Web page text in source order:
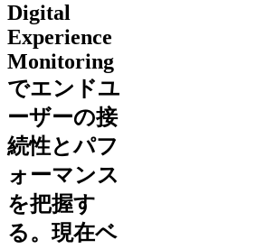
Digital
Experience
Monitoring
でエンドユ
ーザーの接
続性とパフ
ォーマンス
を把握す
る。現在ベ